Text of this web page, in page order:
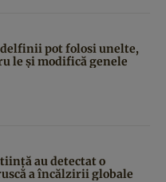
delfinii pot folosi unelte,
le și modifică genele
au detectat o
a încălzirii globale